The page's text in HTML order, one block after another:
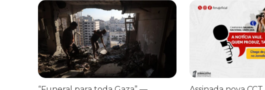
“Funeral para toda Gaza” — enquanto o Conselho da Paz criado
Assinada nova CCT